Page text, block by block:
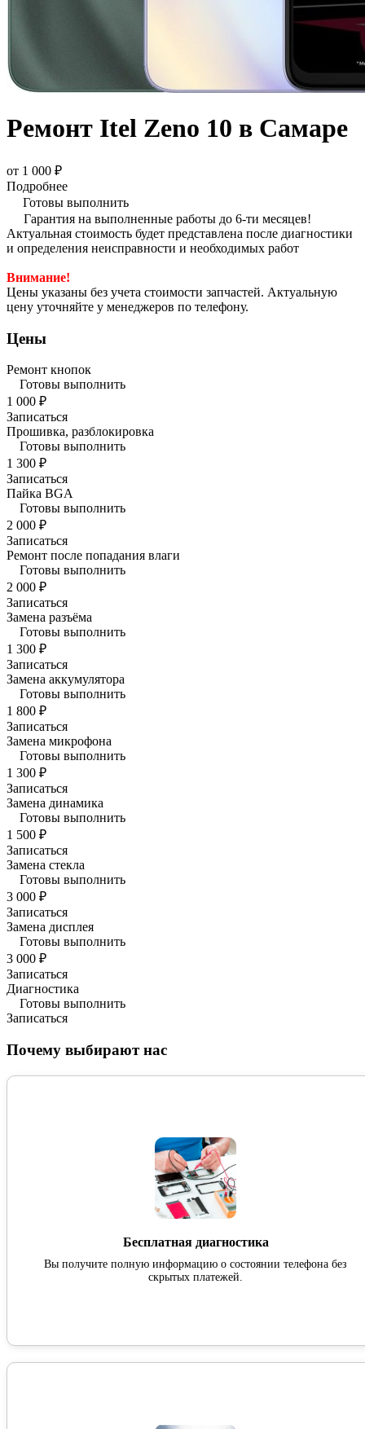
Ремонт Itel Zeno 10 в Самаре
от 1 000 ₽
Подробнее
Готовы выполнить
Гарантия на выполненные работы до 6-ти месяцев!
Актуальная стоимость будет представлена после диагностики
и определения неисправности и необходимых работ
Внимание!
Цены указаны без учета стоимости запчастей. Актуальную
цену уточняйте у менеджеров по телефону.
Цены
Ремонт кнопок
Готовы выполнить
1 000 ₽
Записаться
Прошивка, разблокировка
Готовы выполнить
1 300 ₽
Записаться
Пайка BGA
Готовы выполнить
2 000 ₽
Записаться
Ремонт после попадания влаги
Готовы выполнить
2 000 ₽
Записаться
Замена разъёма
Готовы выполнить
1 300 ₽
Записаться
Замена аккумулятора
Готовы выполнить
1 800 ₽
Записаться
Замена микрофона
Готовы выполнить
1 300 ₽
Записаться
Замена динамика
Готовы выполнить
1 500 ₽
Записаться
Замена стекла
Готовы выполнить
3 000 ₽
Записаться
Замена дисплея
Готовы выполнить
3 000 ₽
Записаться
Диагностика
Готовы выполнить
Записаться
Почему выбирают нас
Бесплатная диагностика
Вы получите полную информацию о состоянии телефона без
скрытых платежей.